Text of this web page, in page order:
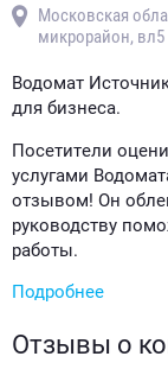
Московская
микрорайон, вл5
Водомат
для бизнеса.
Посетители
услугами
отзывом! Он
руководству
работы.
Подробнее
Отзывы о